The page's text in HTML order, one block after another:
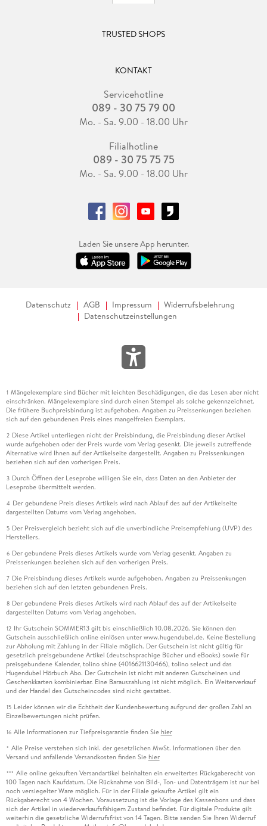
TRUSTED SHOPS
KONTAKT
Servicehotline
089 - 30 75 79 00
Mo. - Sa. 9.00 - 18.00 Uhr
Filialhotline
089 - 30 75 75 75
Mo. - Sa. 9.00 - 18.00 Uhr
Laden Sie unsere App herunter.
Datenschutz AGB Impressum
Widerrufsbelehrung
Datenschutzeinstellungen
1 Mängelexemplare sind Bücher mit leichten Beschädigungen, die das Lesen aber nicht
einschränken. Mängelexemplare sind durch einen Stempel als solche gekennzeichnet.
Die frühere Buchpreisbindung ist aufgehoben. Angaben zu Preissenkungen beziehen
sich auf den gebundenen Preis eines mangelfreien Exemplars.
2 Diese Artikel unterliegen nicht der Preisbindung, die Preisbindung dieser Artikel
wurde aufgehoben oder der Preis wurde vom Verlag gesenkt. Die jeweils zutreffende
Alternative wird Ihnen auf der Artikelseite dargestellt. Angaben zu Preissenkungen
beziehen sich auf den vorherigen Preis.
3 Durch Öffnen der Leseprobe willigen Sie ein, dass Daten an den Anbieter der
Leseprobe übermittelt werden.
4 Der gebundene Preis dieses Artikels wird nach Ablauf des auf der Artikelseite
dargestellten Datums vom Verlag angehoben.
5 Der Preisvergleich bezieht sich auf die unverbindliche Preisempfehlung (UVP) des
Herstellers.
6 Der gebundene Preis dieses Artikels wurde vom Verlag gesenkt. Angaben zu
Preissenkungen beziehen sich auf den vorherigen Preis.
7 Die Preisbindung dieses Artikels wurde aufgehoben. Angaben zu Preissenkungen
beziehen sich auf den letzten gebundenen Preis.
8 Der gebundene Preis dieses Artikels wird nach Ablauf des auf der Artikelseite
dargestellten Datums vom Verlag angehoben.
12 Ihr Gutschein SOMMER13 gilt bis einschließlich 10.08.2026. Sie können den
Gutschein ausschließlich online einlösen unter www.hugendubel.de. Keine Bestellung
zur Abholung mit Zahlung in der Filiale möglich. Der Gutschein ist nicht gültig für
gesetzlich preisgebundene Artikel (deutschsprachige Bücher und eBooks) sowie für
preisgebundene Kalender, tolino shine (4016621130466), tolino select und das
Hugendubel Hörbuch Abo. Der Gutschein ist nicht mit anderen Gutscheinen und
Geschenkkarten kombinierbar. Eine Barauszahlung ist nicht möglich. Ein Weiterverkauf
und der Handel des Gutscheincodes sind nicht gestattet.
15 Leider können wir die Echtheit der Kundenbewertung aufgrund der großen Zahl an
Einzelbewertungen nicht prüfen.
16 Alle Informationen zur Tiefpreisgarantie finden Sie hier
* Alle Preise verstehen sich inkl. der gesetzlichen MwSt. Informationen über den
Versand und anfallende Versandkosten finden Sie hier
*** Alle online gekauften Versandartikel beinhalten ein erweitertes Rückgaberecht von
100 Tagen nach Kaufdatum. Die Rücknahme von Bild-, Ton- und Datenträgern ist nur bei
noch versiegelter Ware möglich. Für in der Filiale gekaufte Artikel gilt ein
Rückgaberecht von 4 Wochen. Voraussetzung ist die Vorlage des Kassenbons und dass
sich der Artikel in wiederverkaufsfähigem Zustand befindet. Für digitale Produkte gilt
weiterhin die gesetzliche Widerrufsfrist von 14 Tagen. Bitte senden Sie Ihren Widerruf